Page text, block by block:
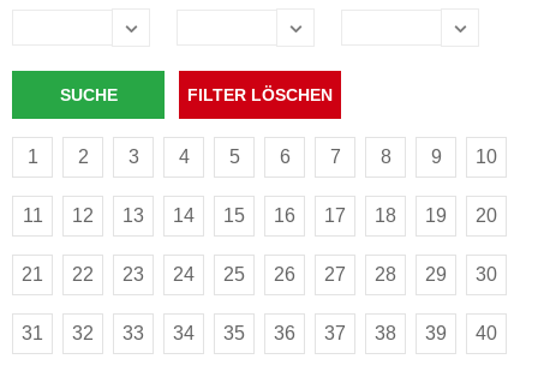
1 2 3 4 5 6 7 8 9 10
11 12 13 14 15 16 17 18 19 20
21 22 23 24 25 26 27 28 29 30
31 32 33 34 35 36 37 38 39 40